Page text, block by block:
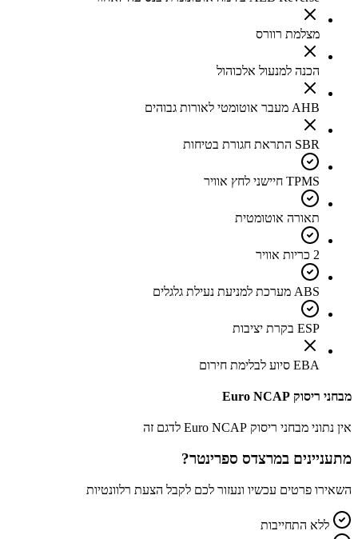
מצלמת רוורס
הכנה למנעול אלכוהול
AHB מעבר אוטומטי לאורות גבוהים
SBR התראת חגורת בטיחות
TPMS חיישני לחץ אוויר
תאורה אוטומטית
2 כריות אוויר
ABS מערכת למניעת נעילת גלגלים
ESP בקרת יציבות
EBA סיוע לבלימת חירום
מבחני ריסוק Euro NCAP
אין נתוני מבחני ריסוק Euro NCAP לדגם זה
מתעניינים במרצדס ספרינטר?
השאירו פרטים עכשיו ונעזור לכם לקבל הצעת רלוונטיות
ללא התחייבות